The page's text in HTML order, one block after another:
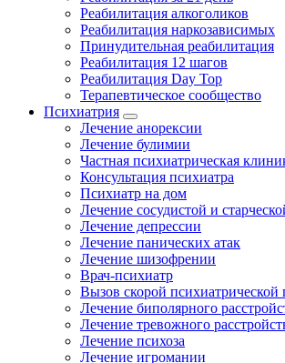
Реабилитация алкоголиков
Реабилитация наркозависимых
Принудительная реабилитация
Реабилитация 12 шагов
Реабилитация Day Top
Терапевтическое сообщество
Психиатрия
Лечение анорексии
Лечение булимии
Частная психиатрическая
Консультация психиатра
Психиатр на дом
Лечение сосудистой и
Лечение депрессии
Лечение панических атак
Лечение шизофрении
Врач-психиатр
Вызов скорой
Лечение биполярного
Лечение тревожного
Лечение психоза
Лечение игромании